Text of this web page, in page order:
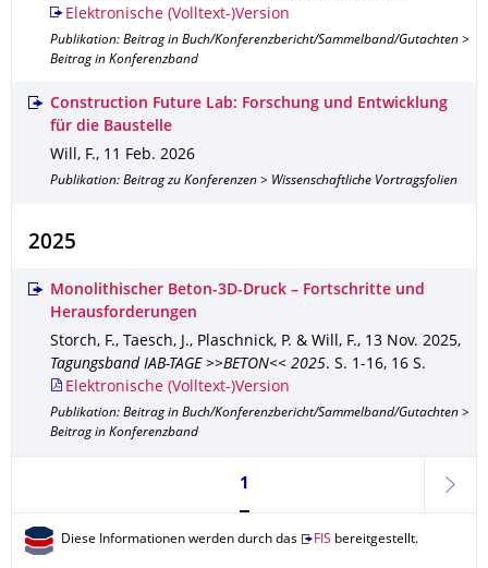
Elektronische (Volltext-)Version
Publikation: Beitrag in Buch/Konferenzbericht/Sammelband/Gutachten >
Beitrag in Konferenzband
Construction Future Lab: Forschung und Entwicklung
für die Baustelle
Will, F., 11 Feb. 2026
Publikation: Beitrag zu Konferenzen > Wissenschaftliche Vortragsfolien
2025
Monolithischer Beton-3D-Druck – Fortschritte und
Herausforderungen
Storch, F., Taesch, J., Plaschnick, P. & Will, F., 13 Nov. 2025,
Tagungsband IAB-TAGE >>BETON<< 2025. S. 1-16, 16 S.
Elektronische (Volltext-)Version
Publikation: Beitrag in Buch/Konferenzbericht/Sammelband/Gutachten >
Beitrag in Konferenzband
Seite 1, aktuell ausgewählt
1
weiter
Diese Informationen werden durch das FIS bereitgestellt.